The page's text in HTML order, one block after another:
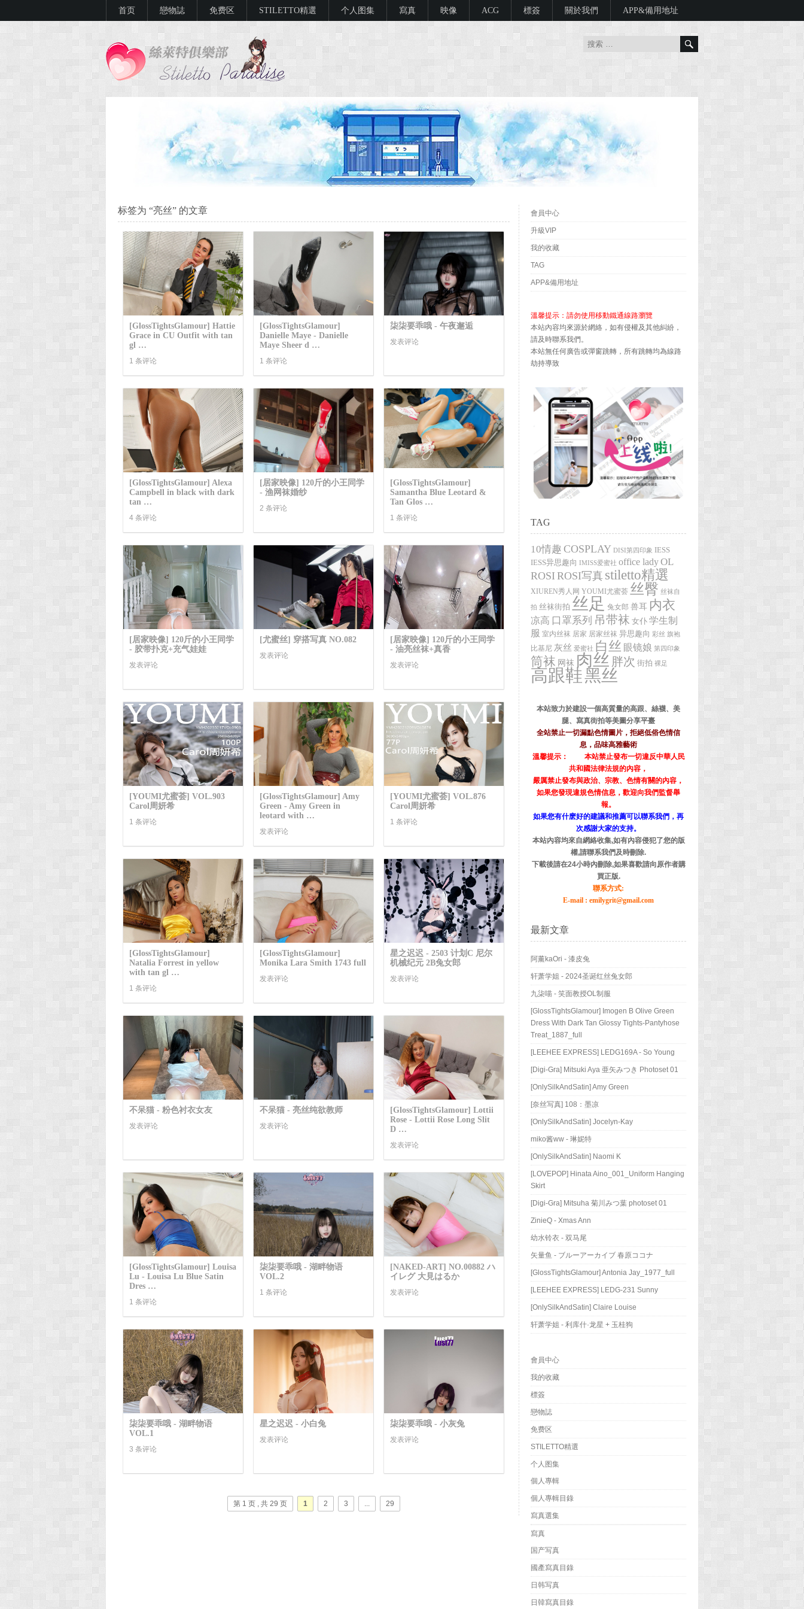
首页 戀物誌 免费区 STILETTO精選 个人图集 寫真 映像 ACG 標簽 關於我們 APP&備用地址
标签为 “亮丝” 的文章
[GlossTightsGlamour] Hattie
Grace in CU Outfit with tan
gl …
1 条评论
[GlossTightsGlamour]
Danielle Maye - Danielle
Maye Sheer d …
1 条评论
柒柒要乖哦 - 午夜邂逅
发表评论
[GlossTightsGlamour] Alexa
Campbell in black with dark
tan …
4 条评论
[居家映像] 120斤的小王同学
- 渔网袜婚纱
2 条评论
[GlossTightsGlamour]
Samantha Blue Leotard &
Tan Glos …
1 条评论
[居家映像] 120斤的小王同学
- 胶带扑克+充气娃娃
发表评论
[尤蜜丝] 穿搭写真 NO.082
发表评论
[居家映像] 120斤的小王同学
- 油亮丝袜+真香
发表评论
[YOUMI尤蜜荟] VOL.903
Carol周妍希
1 条评论
[GlossTightsGlamour] Amy
Green - Amy Green in
leotard with …
发表评论
[YOUMI尤蜜荟] VOL.876
Carol周妍希
1 条评论
[GlossTightsGlamour]
Natalia Forrest in yellow
with tan gl …
1 条评论
[GlossTightsGlamour]
Monika Lara Smith 1743 full
发表评论
星之迟迟 - 2503 计划C 尼尔
机械纪元 2B兔女郎
发表评论
不呆猫 - 粉色衬衣女友
发表评论
不呆猫 - 亮丝纯欲教师
发表评论
[GlossTightsGlamour] Lottii
Rose - Lottii Rose Long Slit
D …
发表评论
[GlossTightsGlamour] Louisa
Lu - Louisa Lu Blue Satin
Dres …
1 条评论
柒柒要乖哦 - 湖畔物语
VOL.2
1 条评论
[NAKED-ART] NO.00882 ハ
イレグ 大見はるか
发表评论
柒柒要乖哦 - 湖畔物语
VOL.1
3 条评论
星之迟迟 - 小白兔
发表评论
柒柒要乖哦 - 小灰兔
发表评论
第 1 页 , 共 29 页 1 2 3 ... 29
會員中心
升級VIP
我的收藏
TAG
APP&備用地址
溫馨提示：請勿使用移動鐵通線路瀏覽
本站內容均來源於網絡，如有侵權及其他糾紛，
請及時聯系我們。
本站無任何廣告或彈窗跳轉，所有跳轉均為線路
劫持導致
TAG
10情趣 COSPLAY DISI第四印象 IESS
IESS异思趣向 IMISS爱蜜社 office ladyOL
ROSI ROSI写真 stiletto精選
XIUREN秀人网 YOUMI尤蜜荟 丝臀 丝袜自
拍 丝袜街拍 丝足 兔女郎 兽耳 内衣
凉高 口罩系列 吊带袜 女仆 学生制
服 室内丝袜 居家 居家丝袜 异思趣向 彩丝 旗袍
比基尼 灰丝 爱蜜社 白丝 眼镜娘 第四印象
筒袜 网袜 肉丝 胖次 街拍 裸足
高跟鞋黑丝
本站致力於建設一個高質量的高跟、絲襪、美
腿、寫真街拍等美圖分享平臺
全站禁止一切漏點色情圖片，拒絕低俗色情信
息，品味高雅藝術
溫馨提示：
本站禁止發布一切違反中華人民
共和國法律法規的內容，
嚴厲禁止發布與政治、宗教、色情有關的內容，
如果您發現違規色情信息，歡迎向我們監督舉
報。
如果您有什麽好的建議和推薦可以聯系我們，再
次感謝大家的支持。
本站內容均來自網絡收集,如有內容侵犯了您的版
權,請聯系我們及時刪除.
下載後請在24小時內刪除,如果喜歡請向原作者購
買正版.
聯系方式:
E-mail : emilygrit@gmail.com
最新文章
阿薰kaOri - 漆皮兔
轩萧学姐 - 2024圣诞红丝兔女郎
九柒喵 - 笑面教授OL制服
[GlossTightsGlamour] Imogen B Olive Green
Dress With Dark Tan Glossy Tights-Pantyhose
Treat_1887_full
[LEEHEE EXPRESS] LEDG169A - So Young
[Digi-Gra] Mitsuki Aya 亜矢みつき Photoset 01
[OnlySilkAndSatin] Amy Green
[奈丝写真] 108：墨凉
[OnlySilkAndSatin] Jocelyn-Kay
miko酱ww - 琳妮特
[OnlySilkAndSatin] Naomi K
[LOVEPOP] Hinata Aino_001_Uniform Hanging
Skirt
[Digi-Gra] Mitsuha 菊川みつ葉 photoset 01
ZinieQ - Xmas Ann
幼水铃衣 - 双马尾
矢量鱼 - ブルーアーカイブ 春原ココナ
[GlossTightsGlamour] Antonia Jay_1977_full
[LEEHEE EXPRESS] LEDG-231 Sunny
[OnlySilkAndSatin] Claire Louise
轩萧学姐 - 利库什·龙星 + 玉桂狗
會員中心
我的收藏
標簽
戀物誌
免费区
STILETTO精選
个人图集
個人專輯
個人專輯目錄
寫真選集
寫真
国产写真
國產寫真目錄
日韩写真
日韓寫真目錄